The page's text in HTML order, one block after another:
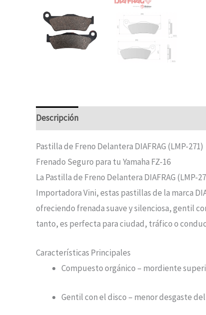
Descripción
Pastilla de Freno Delantera DIAFRAG (LMP-271)
Frenado Seguro para tu Yamaha FZ-16
La Pastilla de Freno Delantera DIAFRAG
Importadora Vini, estas pastillas de la marca
ofreciendo frenada suave y silenciosa, gentil
tanto, es perfecta para ciudad, tráfico o
Características Principales
Compuesto orgánico – mordiente
Gentil con el disco – menor desgaste